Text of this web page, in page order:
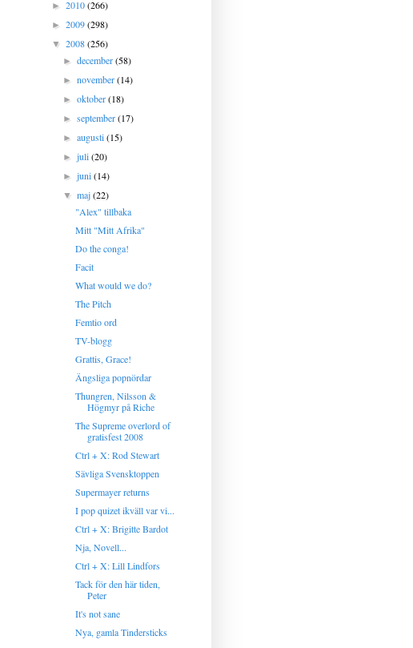
► 2010(266)
► 2009(298)
▼ 2008(256)
►december(58)
►november(14)
►oktober(18)
►september(17)
►augusti(15)
►juli(20)
►juni(14)
▼maj(22)
"Alex" tillbaka
Mitt "Mitt Afrika"
Do the conga!
Facit
What would we do?
The Pitch
Femtio ord
TV-blogg
Grattis, Grace!
Ängsliga popnördar
Thungren, Nilsson &
Högmyr på Riche
The Supreme overlord of
gratisfest 2008
Ctrl + X: Rod Stewart
Sävliga Svensktoppen
Supermayer returns
I pop quizet ikväll var vi...
Ctrl + X: Brigitte Bardot
Nja, Novell...
Ctrl + X: Lill Lindfors
Tack för den här tiden,
Peter
It's not sane
Nya, gamla Tindersticks